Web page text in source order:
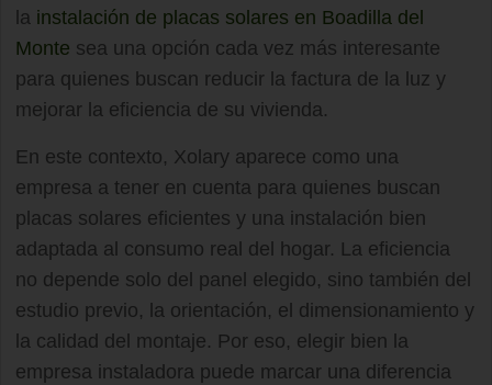
la instalación de placas solares en Boadilla del
Monte sea una opción cada vez más interesante
para quienes buscan reducir la factura de la luz y
mejorar la eficiencia de su vivienda.
En este contexto, Xolary aparece como una
empresa a tener en cuenta para quienes buscan
placas solares eficientes y una instalación bien
adaptada al consumo real del hogar. La eficiencia
no depende solo del panel elegido, sino también del
estudio previo, la orientación, el dimensionamiento y
la calidad del montaje. Por eso, elegir bien la
empresa instaladora puede marcar una diferencia